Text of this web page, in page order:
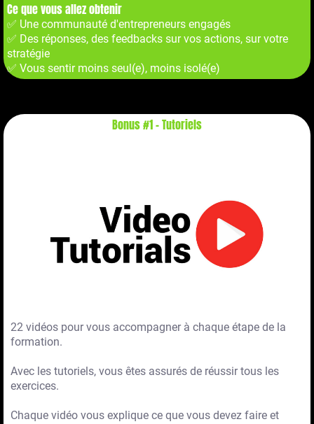
Ce que vous allez obtenir
✅ Une communauté d'entrepreneurs engagés
✅ Des réponses, des feedbacks sur vos actions, sur votre
stratégie
✅ Vous sentir moins seul(e), moins isolé(e)
Bonus #1 - Tutoriels
22 vidéos pour vous accompagner à chaque étape de la
formation.
Avec les tutoriels, vous êtes assurés de réussir tous les
exercices.
Chaque vidéo vous explique ce que vous devez faire et